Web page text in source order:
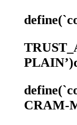
CRAM-